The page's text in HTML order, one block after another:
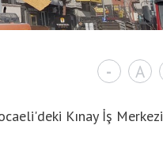
- A
Kınay İş Merkezi